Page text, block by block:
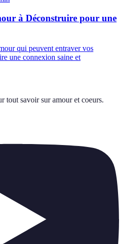
à Déconstruire pour une
qui peuvent entraver vos
une connexion saine et
tout savoir sur amour et coeurs.